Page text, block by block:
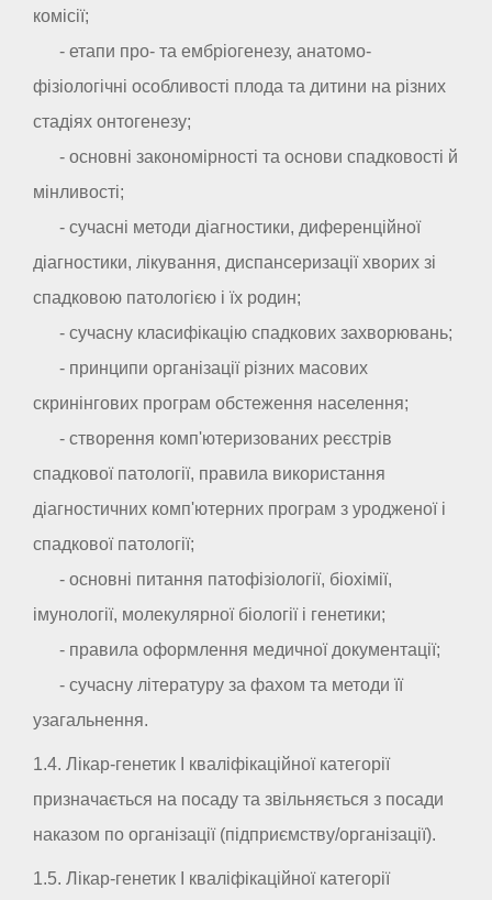
комісії;
- етапи про- та ембріогенезу, анатомо-
фізіологічні особливості плода та дитини на різних
стадіях онтогенезу;
- основні закономірності та основи спадковості й
мінливості;
- сучасні методи діагностики, диференційної
діагностики, лікування, диспансеризації хворих зі
спадковою патологією і їх родин;
- сучасну класифікацію спадкових захворювань;
- принципи організації різних масових
скринінгових програм обстеження населення;
- створення комп'ютеризованих реєстрів
спадкової патології, правила використання
діагностичних комп'ютерних програм з уродженої і
спадкової патології;
- основні питання патофізіології, біохімії,
імунології, молекулярної біології і генетики;
- правила оформлення медичної документації;
- сучасну літературу за фахом та методи її
узагальнення.
1.4. Лікар-генетик I кваліфікаційної категорії
призначається на посаду та звільняється з посади
наказом по організації (підприємству/організації).
1.5. Лікар-генетик I кваліфікаційної категорії